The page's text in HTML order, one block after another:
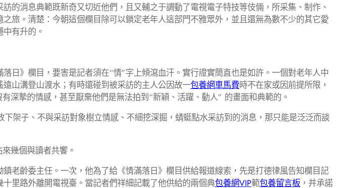
消息典範既新奇又切近他們，且又輔之于調動了電視電子特技等伎倆，所采集、制作、
旅。清楚：今朝這個欄目除可以鎖定老年人這部門不雅眾外，並且還無為數不少的其它愛
有升的。
日》欄目，要害是記者須在“情”字上傾瀉血汗。實行證實簡直也是如許。一個對老年人中
山溝登山渡水；有時還碰到被采訪的主人公因故一包養網車馬費時不在家或因前提所限，
有深摯的情感，甚至厭棄他們是無法拍到“新穎、活躍、動人” 的畫面和典範的。
子、不與采訪對象樹立情感、不細挖深掘，蜻蜓點水采訪到的消息，那只能是泛泛而談
幾個與讀者共饗。
齡委主任。一次，他為了給《情滿落日》欄目供給報道線索，先是打德律風告知欄目記
里路外離開電視臺。當記者們祥細記載了他供給的兩個典包養網VIP範包養留言板 ，并承諾